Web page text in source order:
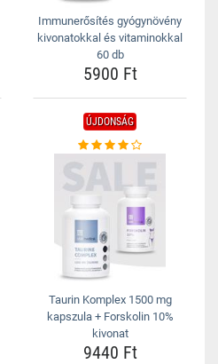
Immunerősítés gyógynövény
kivonatokkal és vitaminokkal
60 db
5900 Ft
ÚJDONSÁG
Taurin Komplex 1500 mg
kapszula + Forskolin 10%
kivonat
9440 Ft